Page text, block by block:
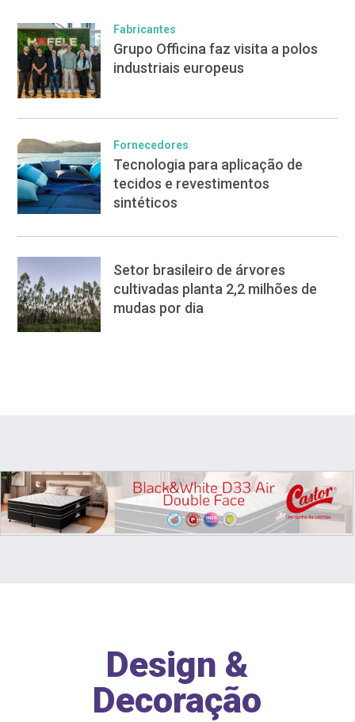
Fabricantes
Grupo Officina faz visita a polos
industriais europeus
Fornecedores
Tecnologia para aplicação de
tecidos e revestimentos
sintéticos
Setor brasileiro de árvores
cultivadas planta 2,2 milhões de
mudas por dia
Design &
Decoração